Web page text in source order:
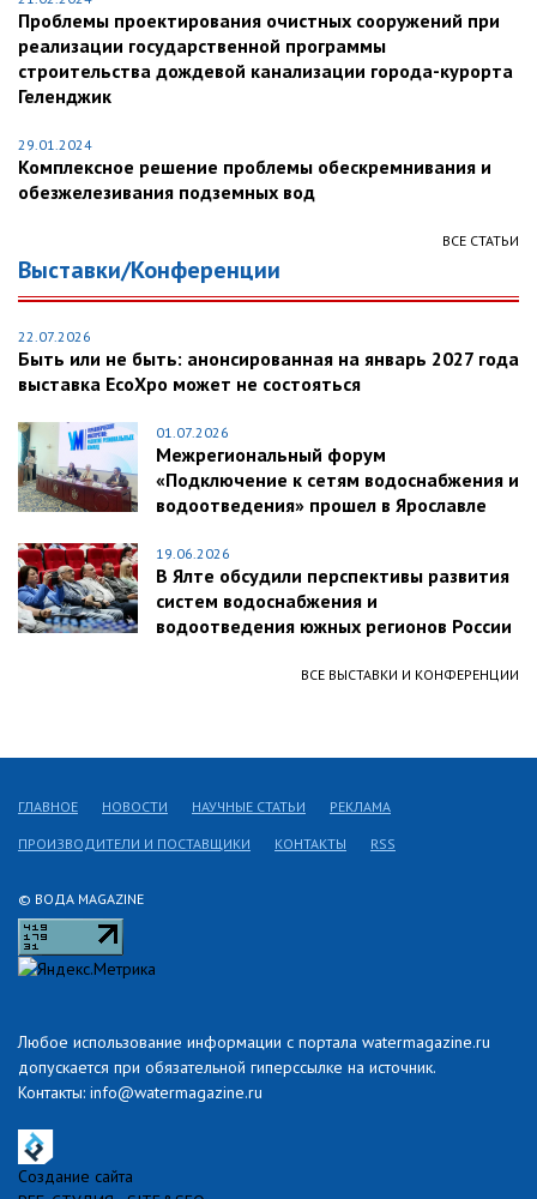
Проблемы проектирования очистных сооружений при
реализации государственной программы
строительства дождевой канализации города-курорта
Геленджик
29.01.2024
Комплексное решение проблемы обескремнивания и
обезжелезивания подземных вод
ВСЕ СТАТЬИ
Выставки/Конференции
22.07.2026
Быть или не быть: анонсированная на январь 2027 года
выставка EcoXpo может не состояться
01.07.2026
Межрегиональный форум
«Подключение к сетям водоснабжения и
водоотведения» прошел в Ярославле
19.06.2026
В Ялте обсудили перспективы развития
систем водоснабжения и
водоотведения южных регионов России
ВСЕ ВЫСТАВКИ И КОНФЕРЕНЦИИ
© ВОДА MAGAZINE
Любое использование информации с портала watermagazine.ru
допускается при обязательной гиперссылке на источник.
Контакты: info@watermagazine.ru
ГЛАВНОЕ НОВОСТИ НАУЧНЫЕ СТАТЬИ РЕКЛАМА
ПРОИЗВОДИТЕЛИ И ПОСТАВЩИКИ КОНТАКТЫ RSS
Создание сайта